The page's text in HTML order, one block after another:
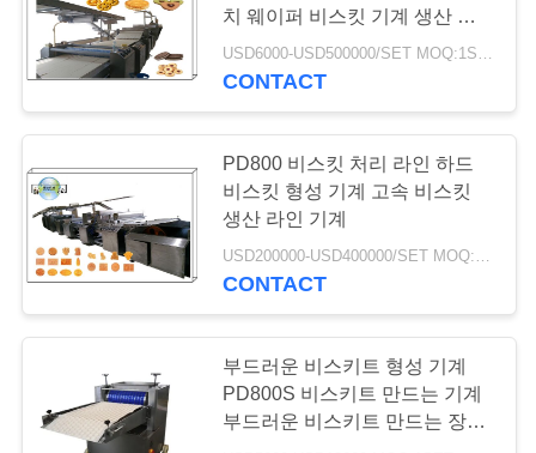
산업 빵집 장비
24
치 웨이퍼 비스킷 기계 생산 라
인
USD6000-USD500000/SET MOQ:1SET
CONTACT
PD800 비스킷 처리 라인 하드
비스킷 형성 기계 고속 비스킷
생산 라인 기계
USD200000-USD400000/SET MOQ:1SET
CONTACT
부드러운 비스키트 형성 기계
PD800S 비스키트 만드는 기계
부드러운 비스키트 만드는 장비
PD400 PD600 PD800 PD1000